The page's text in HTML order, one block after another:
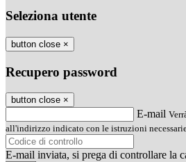
Seleziona utente
button close ×
Recupero password
button close ×
E-mail
all'indirizzo indicato con le istruzioni
E-mail inviata, si prega di controllare la